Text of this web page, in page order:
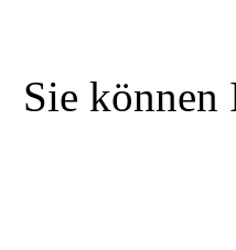
Sie können